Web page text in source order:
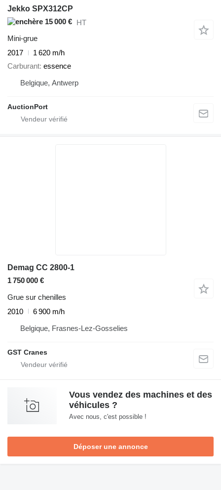
Jekko SPX312CP
15 000 € HT
Mini-grue
2017
1 620 m/h
Carburant essence
Belgique, Antwerp
AuctionPort
Demag CC 2800-1
1 750 000 €
Grue sur chenilles
2010
6 900 m/h
Belgique, Frasnes-Lez-Gosselies
GST Cranes
Vous vendez des machines et des
véhicules ?
Avec nous, c'est possible !
Déposer une annonce